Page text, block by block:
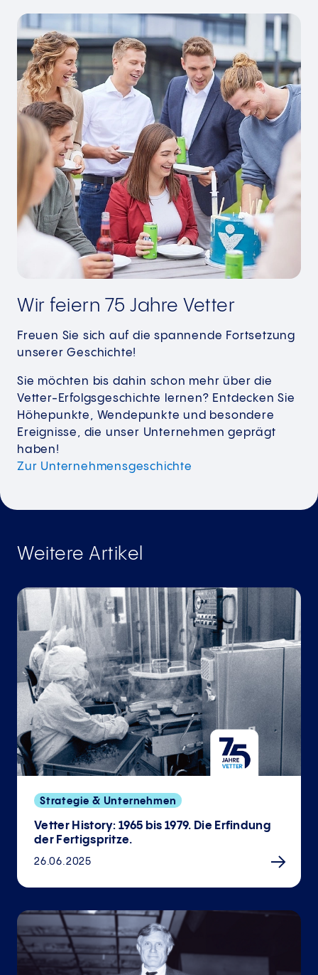
Wir feiern 75 Jahre Vetter
Freuen Sie sich auf die spannende Fortsetzung
unserer Geschichte!
Sie möchten bis dahin schon mehr über die
Vetter-Erfolgsgeschichte lernen? Entdecken Sie
Höhepunkte, Wendepunkte und besondere
Ereignisse, die unser Unternehmen geprägt
haben!
Zur Unternehmensgeschichte
Weitere Artikel
Strategie & Unternehmen
Vetter History: 1965 bis 1979. Die Erfindung
der Fertigspritze.
26.06.2025